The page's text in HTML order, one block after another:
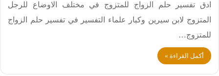
ادق تفسير حلم الزواج للمتزوج في مختلف الاوضاع للرجل
المتزوج لابن سيرين وكبار علماء التفسير في تفسير حلم الزواج
للمتزوج…
أكمل القراءة »